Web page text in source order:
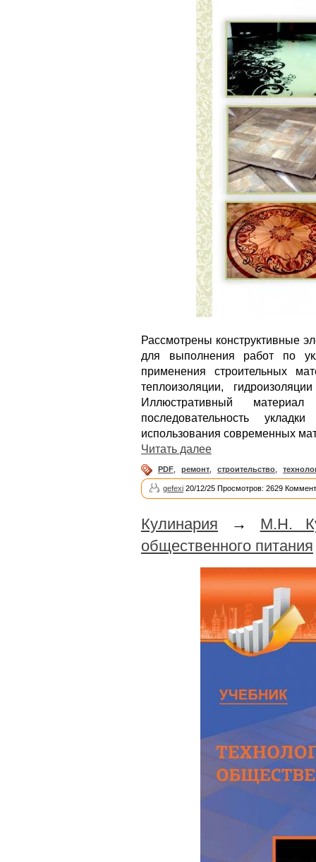
Рассмотрены конструктивные
для выполнения работ по
применения строительных
теплоизоляции,
Иллюстративный материал
последовательность
использования современных
Читать далее
PDF ремонт строительство
gefexi 20/12/25 Просмотров: 2629
Кулинария → М.Н.
общественного питания